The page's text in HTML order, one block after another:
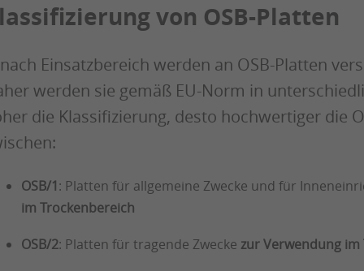
von OSB-Platten
nach Einsatzbereich werden an OSB-Platten
werden sie gemäß EU-Norm in
die Klassifizierung, desto hochwertiger die
OSB/1: Platten für allgemeine Zwecke und für
im Trockenbereich
OSB/2: Platten für tragende Zwecke zur Verwendung